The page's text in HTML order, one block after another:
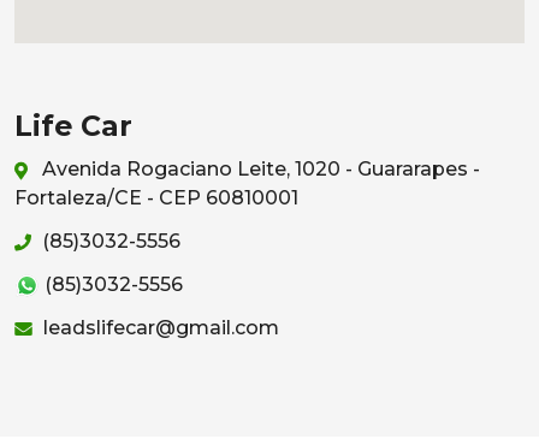
Life Car
Avenida Rogaciano Leite, 1020 - Guararapes -
Fortaleza/CE - CEP 60810001
(85)3032-5556
(85)3032-5556
leadslifecar@gmail.com